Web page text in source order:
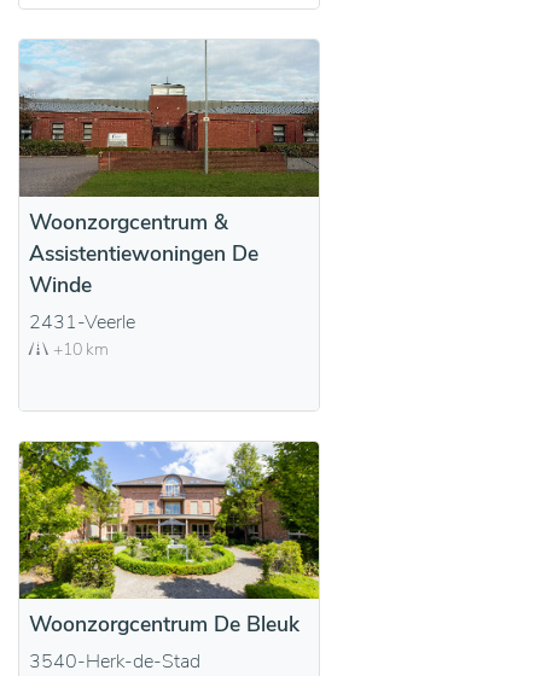
Woonzorgcentrum &
Assistentiewoningen De
Winde
2431-Veerle
+10 km
Woonzorgcentrum De Bleuk
3540-Herk-de-Stad